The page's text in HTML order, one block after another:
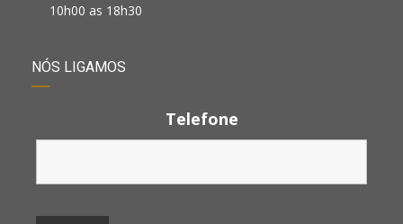
10h00 as 18h30
NÓS LIGAMOS
Telefone